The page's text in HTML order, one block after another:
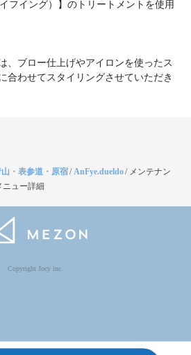
フイング）】のトリートメントを使用
、ブロー仕上げやアイロンを使ったス
合わせてスタイリングさせていただき
・表参道・原宿/AnFye.dueldo/ メンテナン
ニュー詳細
Copyright Jocy inc.